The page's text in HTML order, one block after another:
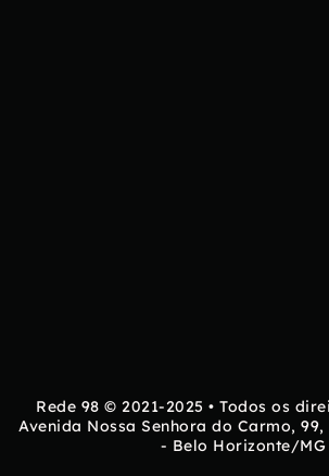
Rede 98 © 2021-2025 • Todos os
Avenida Nossa Senhora do Carmo, 99,
- Belo Horizonte/MG